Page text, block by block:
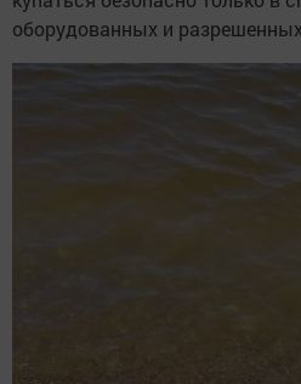
оборудованных и